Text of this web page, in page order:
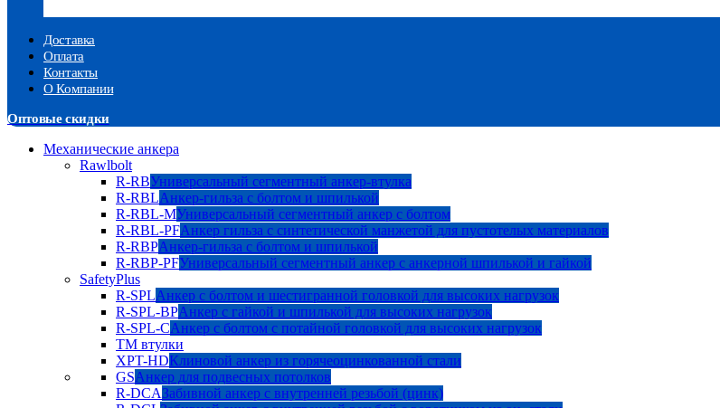
Доставка
Оплата
Контакты
О Компании
Оптовые скидки
Механические анкера
Rawlbolt
R-RBУниверсальный сегментный анкер-втулка
R-RBLАнкер-гильза с болтом и шпилькой
R-RBL-MУниверсальный сегментный анкер с болтом
R-RBL-PFАнкер гильза с синтетической манжетой для пустотелых материалов
R-RBPАнкер-гильза с болтом и шпилькой
R-RBP-PFУниверсальный сегментный анкер с анкерной шпилькой и гайкой
SafetyPlus
R-SPLАнкер с болтом и шестигранной головкой для высоких нагрузок
R-SPL-BPАнкер с гайкой и шпилькой для высоких нагрузок
R-SPL-CАнкер с болтом с потайной головкой для высоких нагрузок
TM втулки
XPT-HDКлиновой анкер из горячеоцинкованной стали
GSАнкер для подвесных потолков
R-DCAЗабивной анкер с внутренней резьбой (цинк)